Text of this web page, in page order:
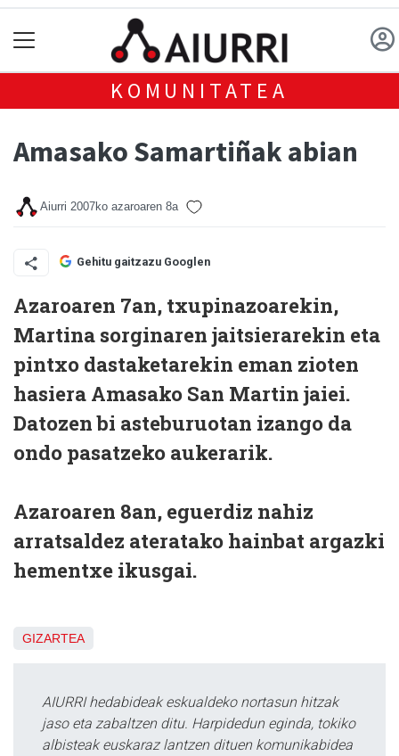
KOMUNITATEA
Amasako Samartiñak abian
Aiurri 2007ko azaroaren 8a
Gehitu gaitzazu Googlen
Azaroaren 7an, txupinazoarekin,
Martina sorginaren jaitsierarekin eta
pintxo dastaketarekin eman zioten
hasiera Amasako San Martin jaiei.
Datozen bi asteburuotan izango da
ondo pasatzeko aukerarik.
Azaroaren 8an, eguerdiz nahiz
arratsaldez ateratako hainbat argazki
hementxe ikusgai.
GIZARTEA
AIURRI hedabideak eskualdeko nortasun hitzak
jaso eta zabaltzen ditu. Harpidedun eginda, tokiko
albisteak euskaraz lantzen dituen komunikabidea